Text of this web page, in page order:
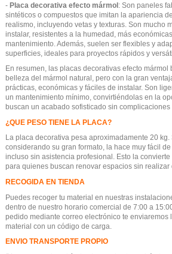
- Placa decorativa efecto mármol: Son paneles
sintéticos o compuestos que imitan la apariencia
realismo, incluyendo vetas y texturas. Son mucho
instalar, resistentes a la humedad, más
mantenimiento. Además, suelen ser flexibles y
superficies, ideales para proyectos rápidos y
En resumen, las placas decorativas efecto
belleza del mármol natural, pero con la gran
prácticas, económicas y fáciles de instalar. Son
un mantenimiento mínimo, convirtiéndolas en la
buscan un acabado sofisticado sin complicaciones
¿QUE PESO TIENE LA PLACA?
La placa decorativa pesa aproximadamente 20 kg.
considerando su gran formato, la hace muy fácil
incluso sin asistencia profesional. Esto la
para quienes buscan renovar espacios sin realizar
RECOGIDA EN TIENDA
Puedes recoger tu material en nuestras
dentro de nuestro horario comercial de 7:00 a
pedido mediante correo electrónico te enviaremos
material con un código de carga.
ENVIO TRANSPORTE PROPIO